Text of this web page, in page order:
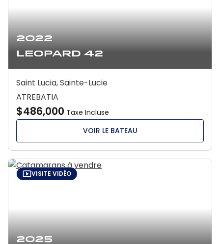
2022
Leopard 42
Saint Lucia, Sainte-Lucie
ATREBATIA
$486,000 Taxe Incluse
VOIR LE BATEAU
2025
VISITE VIDÉO